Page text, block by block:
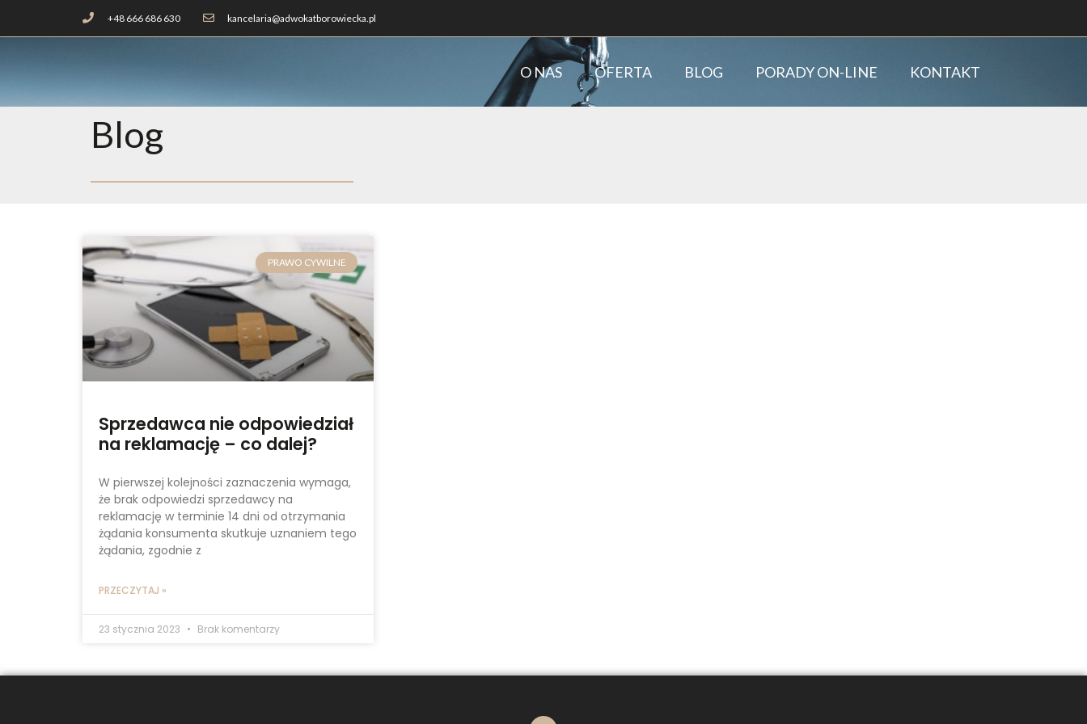
+48 666 686 630 kancelaria@adwokatborowiecka.pl
O NAS OFERTA BLOG PORADY ON-LINE KONTAKT
Blog
PRAWO CYWILNE
Sprzedawca nie odpowiedział
na reklamację – co dalej?
W pierwszej kolejności zaznaczenia wymaga,
że brak odpowiedzi sprzedawcy na
reklamację w terminie 14 dni od otrzymania
żądania konsumenta skutkuje uznaniem tego
żądania, zgodnie z
PRZECZYTAJ »
23 stycznia 2023 Brak komentarzy